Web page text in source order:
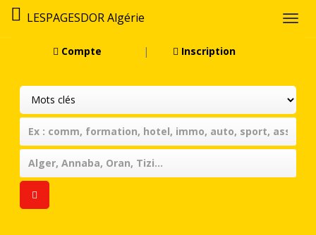
LESPAGESDOR Algérie
Compte
| Inscription